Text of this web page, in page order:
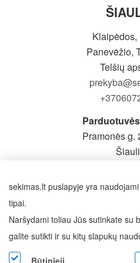
Klaipėdos,
Panevėžio,
Telšių
Pramonės g.
Darbo
sekimas.lt puslapyje yra
tipai.
Naršydami toliau Jūs sutinkate su
galite sutikti ir su kitų slapukų
Būtinieji